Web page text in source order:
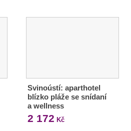
Svinoústí: aparthotel
blízko pláže se snídaní
a wellness
2 172 Kč